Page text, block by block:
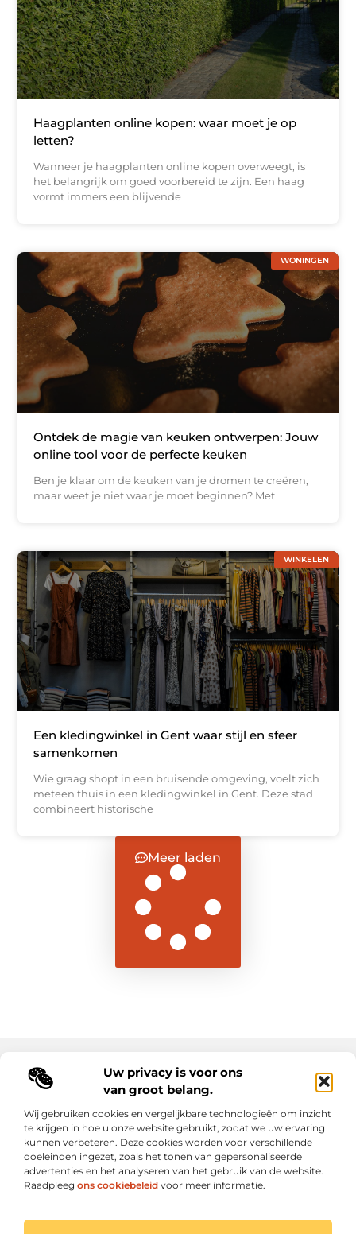
Uw privacy is voor ons
van groot belang.
Wij gebruiken cookies en vergelijkbare technologieën om inzicht
te krijgen in hoe u onze website gebruikt, zodat we uw ervaring
kunnen verbeteren. Deze cookies worden voor verschillende
doeleinden ingezet, zoals het tonen van gepersonaliseerde
advertenties en het analyseren van het gebruik van de website.
Raadpleeg ons cookiebeleid voor meer informatie.
Haagplanten online kopen: waar moet je op
letten?
Wanneer je haagplanten online kopen overweegt, is
het belangrijk om goed voorbereid te zijn. Een haag
vormt immers een blijvende
WONINGEN
Ontdek de magie van keuken ontwerpen: Jouw
online tool voor de perfecte keuken
Ben je klaar om de keuken van je dromen te creëren,
maar weet je niet waar je moet beginnen? Met
WINKELEN
Een kledingwinkel in Gent waar stijl en sfeer
samenkomen
Wie graag shopt in een bruisende omgeving, voelt zich
meteen thuis in een kledingwinkel in Gent. Deze stad
combineert historische
Meer laden
Main Links
Elke dag een sprankel inspiratie op letroumaulin.be
Praktisch, persoonlijk en positief.